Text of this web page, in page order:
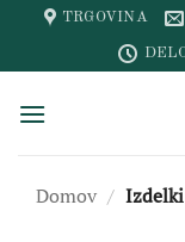
content
TRGOVINA
Domov /